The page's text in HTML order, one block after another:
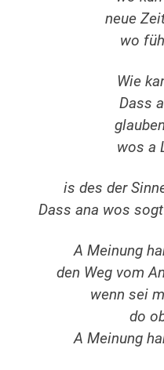
neue
wo
Wie
Dass
wos a
is des der
Dass ana wos
A Meinung
den Weg vom
wenn sei
do
A Meinung